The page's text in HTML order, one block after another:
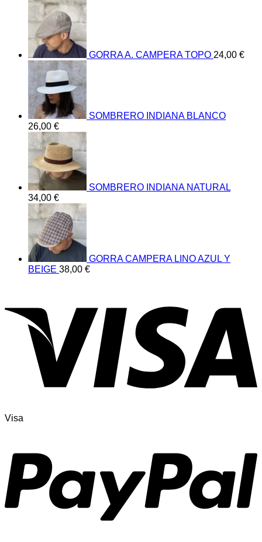
GORRA A. CAMPERA TOPO 24,00 €
SOMBRERO INDIANA BLANCO
26,00 €
SOMBRERO INDIANA NATURAL
34,00 €
GORRA CAMPERA LINO AZUL Y
BEIGE 38,00 €
Visa